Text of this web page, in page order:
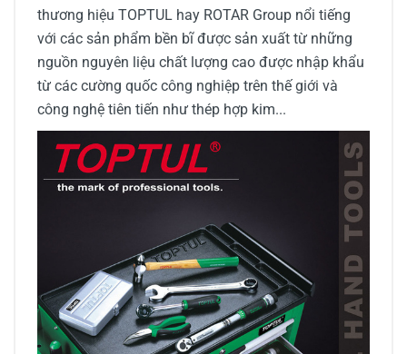
thương hiệu TOPTUL hay ROTAR Group nổi tiếng
với các sản phẩm bền bĩ được sản xuất từ những
nguồn nguyên liệu chất lượng cao được nhập khẩu
từ các cường quốc công nghiệp trên thế giới và
công nghệ tiên tiến như thép hợp kim...